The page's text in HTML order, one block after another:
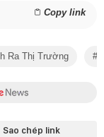
Copy link
Ra Thị Trường
Sao chép link